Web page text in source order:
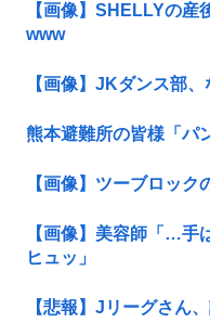
【画像】SHELLYの産
www
【画像】JKダンス部
熊本避難所の皆様「パ
【画像】ツーブロッ
【画像】美容師「…手
ヒュッ」
【悲報】Jリーグさん